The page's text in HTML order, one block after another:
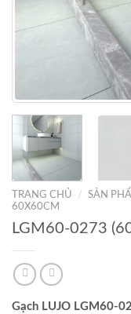
TRANG CHỦ / SẢN
60X60CM
LGM60-0273
Gạch LUJO LGM60-